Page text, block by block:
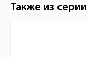
Также из серии